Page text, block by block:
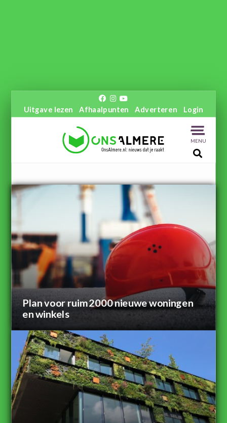
Uitgave lezen Afhaalpunten Adverteren Login
MENU
Plan voor ruim 2000 nieuwe woningen
en winkels